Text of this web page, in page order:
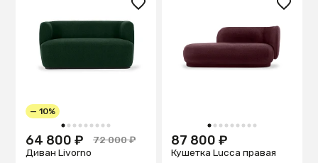
1 2 3 4 5 6 7 8 9
— 10%
64 800 ₽
72 000 ₽
Диван Livorno
1 2 3 4 5 6 7 8 9
87 800 ₽
Кушетка Lucca правая